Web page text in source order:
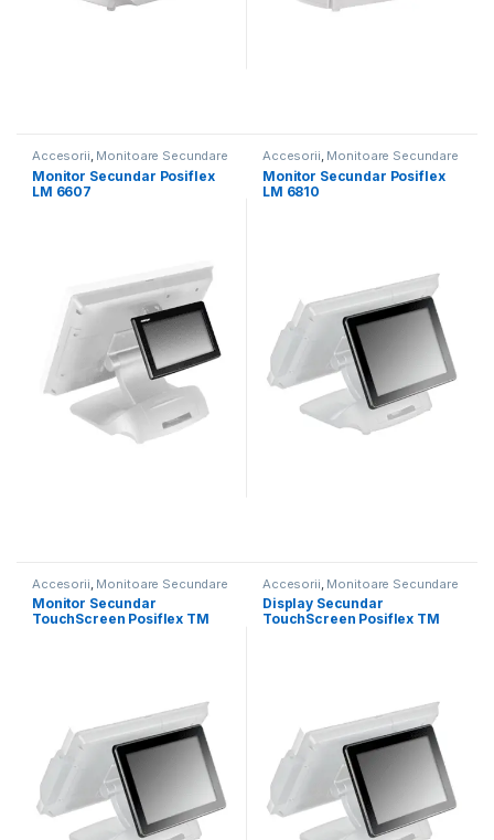
Accesorii Monitoare Secundare
Monitor Secundar Posiflex
LM 6607
Accesorii Monitoare Secundare
Monitor Secundar Posiflex
LM 6810
Accesorii Monitoare Secundare
Monitor Secundar
TouchScreen Posiflex TM
Accesorii Monitoare Secundare
Display Secundar
TouchScreen Posiflex TM